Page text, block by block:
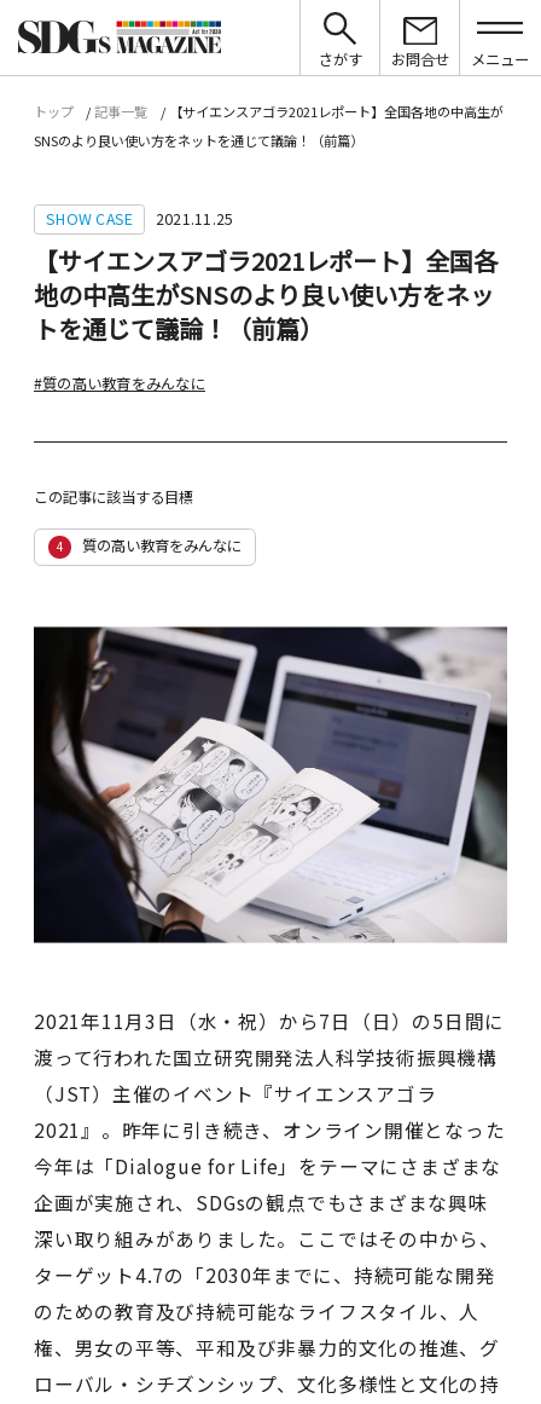
さがす お問合せ メニュー
トップ 記事一覧
【サイエンスアゴラ2021レポート】全国各地の中高生が
SNSのより良い使い方をネットを通じて議論！（前篇）
SHOW CASE 2021.11.25
【サイエンスアゴラ2021レポート】全国各
地の中高生がSNSのより良い使い方をネッ
トを通じて議論！（前篇）
#質の高い教育をみんなに
この記事に該当する目標
4 質の高い教育をみんなに
2021年11月3日（水・祝）から7日（日）の5日間に
渡って行われた国立研究開発法人科学技術振興機構
（JST）主催のイベント『サイエンスアゴラ
2021』。昨年に引き続き、オンライン開催となった
今年は「Dialogue for Life」をテーマにさまざまな
企画が実施され、SDGsの観点でもさまざまな興味
深い取り組みがありました。ここではその中から、
ターゲット4.7の「2030年までに、持続可能な開発
のための教育及び持続可能なライフスタイル、人
権、男女の平等、平和及び非暴力的文化の推進、グ
ローバル・シチズンシップ、文化多様性と文化の持